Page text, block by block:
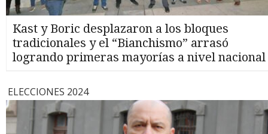
Kast y Boric desplazaron a los bloques
tradicionales y el “Bianchismo” arrasó
logrando primeras mayorías a nivel nacional
ELECCIONES 2024